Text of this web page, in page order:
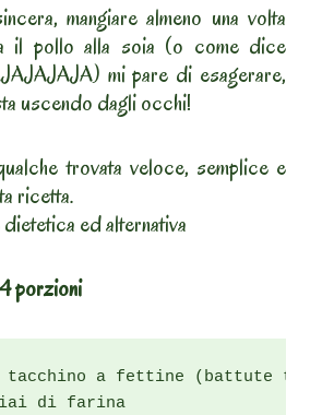
mangiare almeno una volta
il pollo alla soia (o come dice
mi pare di esagerare,
uscendo dagli occhi!
trovata veloce, semplice e
ricetta.
ed alternativa
porzioni
tacchino a fettine (battute
di farina